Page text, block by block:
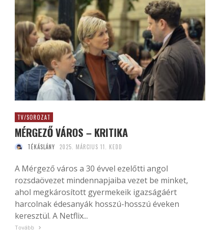
TV/SOROZAT
MÉRGEZŐ VÁROS – KRITIKA
TÉKÁSLÁNY 2025. MÁRCIUS 11. KEDD
A Mérgező város a 30 évvel ezelőtti angol
rozsdaövezet mindennapjaiba vezet be minket,
ahol megkárosított gyermekeik igazságáért
harcolnak édesanyák hosszú-hosszú éveken
keresztül. A Netflix...
Tovább